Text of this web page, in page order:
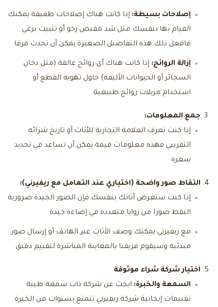
إصلاحات بسيطة: إذا كانت هناك إصلاحات طفيفة يمكنك
القيام بها بنفسك مثل شد مقبض رخو أو تثبيت برغي
فافعل ذلك هذه التفاصيل الصغيرة يمكن أن تحدث فرقا
إزالة الروائح: إذا كانت هناك أي روائح عالقة (مثل دخان
السجائر أو الحيوانات الأليفة) حاول تهوية القطع أو
استخدام مزيلات روائح طبيعية
جمع المعلومات:
إذا كنت تعرف العلامة التجارية للأثاث أو تاريخ شرائه
التقريبي فهذه معلومات قيمة يمكن أن تساعد في تحديد
سعره
التقاط صور واضحة (اختياري عند التعامل مع ريفيرني):
إذا كنت ستعرض أثاثك بنفسك فإن الصور الجيدة ضرورية
التقط صورا من زوايا متعددة في إضاءة جيدة
مع ريفيرني يمكنك وصف الأثاث عبر الهاتف أو إرسال صور
مبدئية وسيقوم فريقنا بالمعاينة المباشرة لتقييم دقيق
اختيار شركة شراء موثوقة
السمعة والخبرة: ابحث عن شركة ذات سمعة طيبة
تقييمات إيجابية شركة ريفيرني تتمتع بسنوات من الخبرة